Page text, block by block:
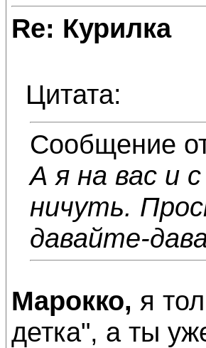
Re: Курилка
Цитата:
Сообщение
А я на вас и
ничуть.
давайте-
Марокко, я
детка", а ты